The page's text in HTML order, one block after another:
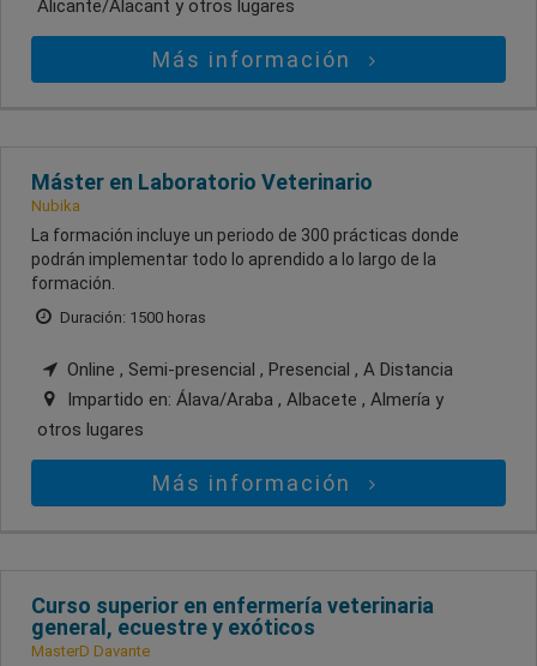
Alicante/Alacant y otros lugares
Más información
Máster en Laboratorio Veterinario
Nubika
La formación incluye un periodo de 300 prácticas donde
podrán implementar todo lo aprendido a lo largo de la
formación.
Duración: 1500 horas
Online , Semi-presencial , Presencial , A Distancia
Impartido en: Álava/Araba , Albacete , Almería y
otros lugares
Más información
Curso superior en enfermería veterinaria
general, ecuestre y exóticos
MasterD Davante